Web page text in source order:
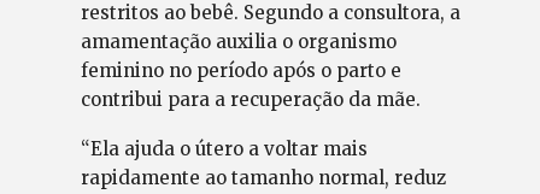
restritos ao bebê. Segundo a consultora, a
amamentação auxilia o organismo
feminino no período após o parto e
contribui para a recuperação da mãe.
“Ela ajuda o útero a voltar mais
rapidamente ao tamanho normal, reduz